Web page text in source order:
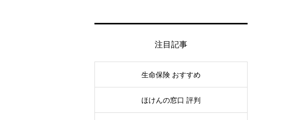
注目記事
生命保険 おすすめ
ほけんの窓口 評判